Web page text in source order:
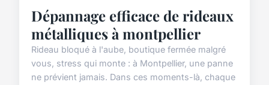
Dépannage efficace de rideaux
métalliques à montpellier
Rideau bloqué à l'aube, boutique fermée malgré
vous, stress qui monte : à Montpellier, une panne
ne prévient jamais. Dans ces moments-là, chaque